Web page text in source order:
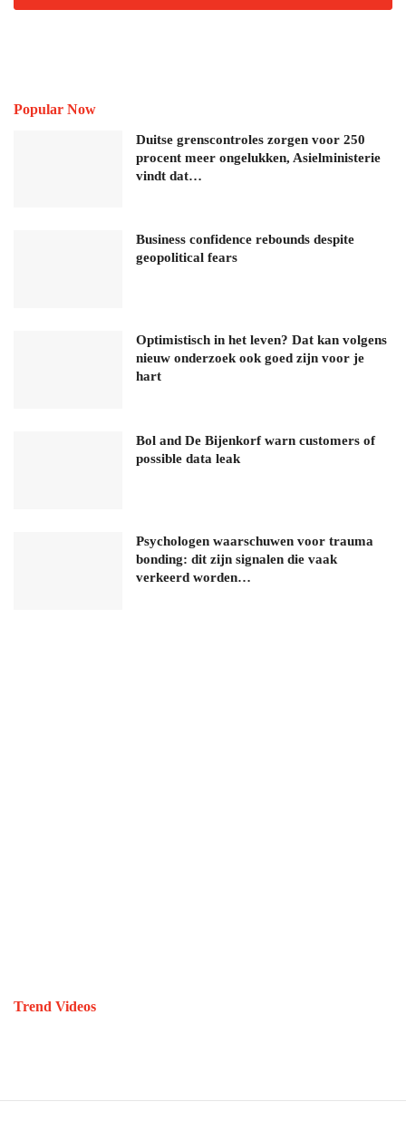
Popular Now
Duitse grenscontroles zorgen voor 250
procent meer ongelukken, Asielministerie
vindt dat…
Business confidence rebounds despite
geopolitical fears
Optimistisch in het leven? Dat kan volgens
nieuw onderzoek ook goed zijn voor je
hart
Bol and De Bijenkorf warn customers of
possible data leak
Psychologen waarschuwen voor trauma
bonding: dit zijn signalen die vaak
verkeerd worden…
Trend Videos